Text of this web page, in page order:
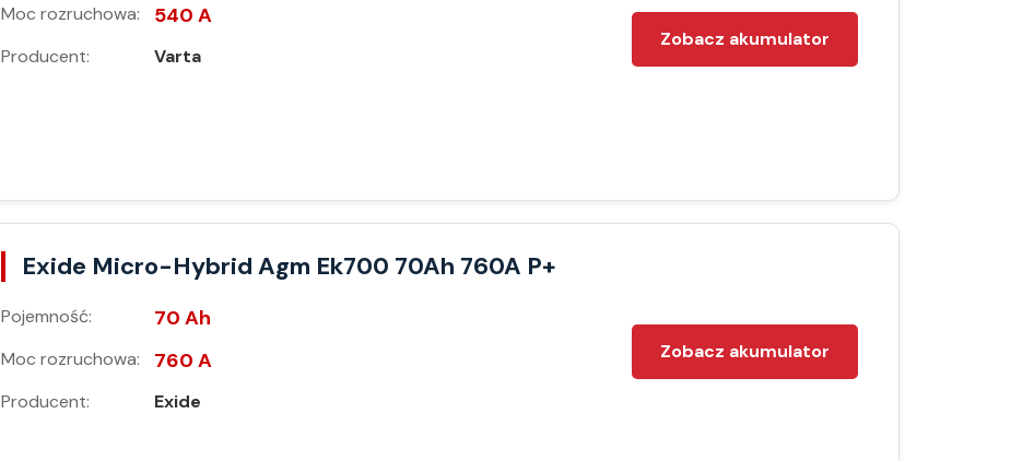
Moc rozruchowa: 540 A
Producent: Varta
Zobacz akumulator
Exide Micro-Hybrid Agm Ek700 70Ah 760A P+
Pojemność: 70 Ah
Moc rozruchowa: 760 A
Producent: Exide
Zobacz akumulator